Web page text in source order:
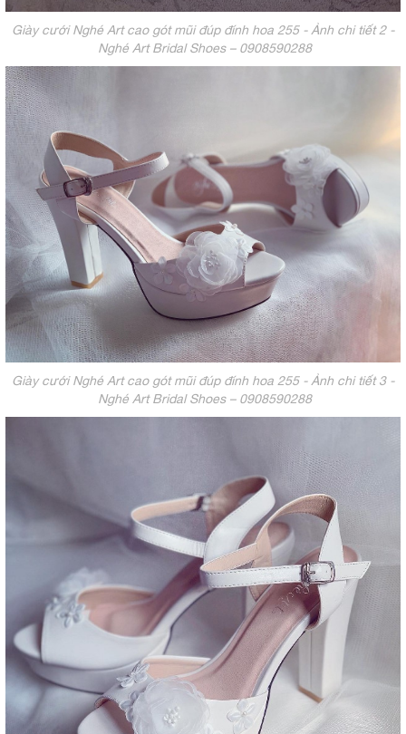
Giày cưới Nghé Art cao gót mũi đúp đính hoa 255 - Ảnh chi tiết 2 -
Nghé Art Bridal Shoes – 0908590288
Giày cưới Nghé Art cao gót mũi đúp đính hoa 255 - Ảnh chi tiết 3 -
Nghé Art Bridal Shoes – 0908590288